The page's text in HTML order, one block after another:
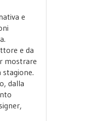
e
e da
mostrare
stagione.
dalla